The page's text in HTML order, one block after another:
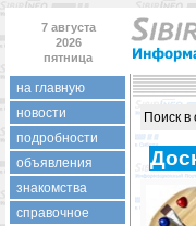
7 августа
2026
пятница
на главную
новости
подробности
объявления
знакомства
справочное
Поиск